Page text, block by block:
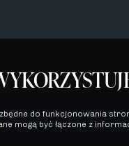
na stronie materiały
umowy, o której
do funkcjonowania
mogą być łączone z